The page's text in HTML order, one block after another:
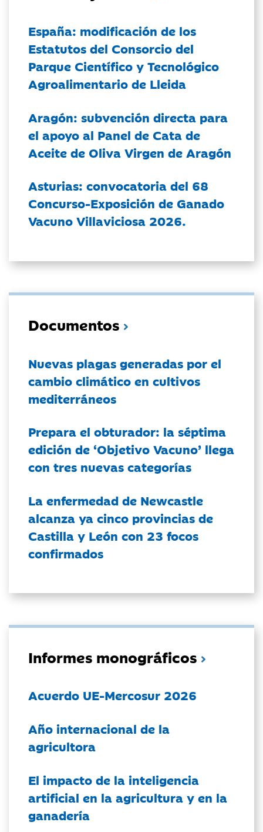
España: modificación de los
Estatutos del Consorcio del
Parque Científico y Tecnológico
Agroalimentario de Lleida
Aragón: subvención directa para
el apoyo al Panel de Cata de
Aceite de Oliva Virgen de Aragón
Asturias: convocatoria del 68
Concurso-Exposición de Ganado
Vacuno Villaviciosa 2026.
Documentos
Nuevas plagas generadas por el
cambio climático en cultivos
mediterráneos
Prepara el obturador: la séptima
edición de ‘Objetivo Vacuno’ llega
con tres nuevas categorías
La enfermedad de Newcastle
alcanza ya cinco provincias de
Castilla y León con 23 focos
confirmados
Informes monográficos
Acuerdo UE-Mercosur 2026
Año internacional de la
agricultora
El impacto de la inteligencia
artificial en la agricultura y en la
ganadería